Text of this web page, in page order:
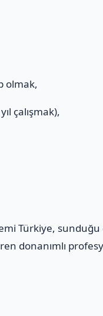
olmak,
çalışmak),
Türkiye,
donanımlı